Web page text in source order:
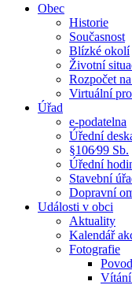
Obec
Historie
Současnost
Blízké okolí
Životní
Rozpočet
Virtuální
Úřad
e-podatelna
Úřední
§106⁄99 Sb.
Úřední
Stavební
Dopravní
Události v obci
Aktuality
Kalendář
Fotografie
Vítání